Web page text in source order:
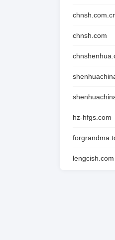
chnsh.com
hz-hfgs.com
lengcish.com